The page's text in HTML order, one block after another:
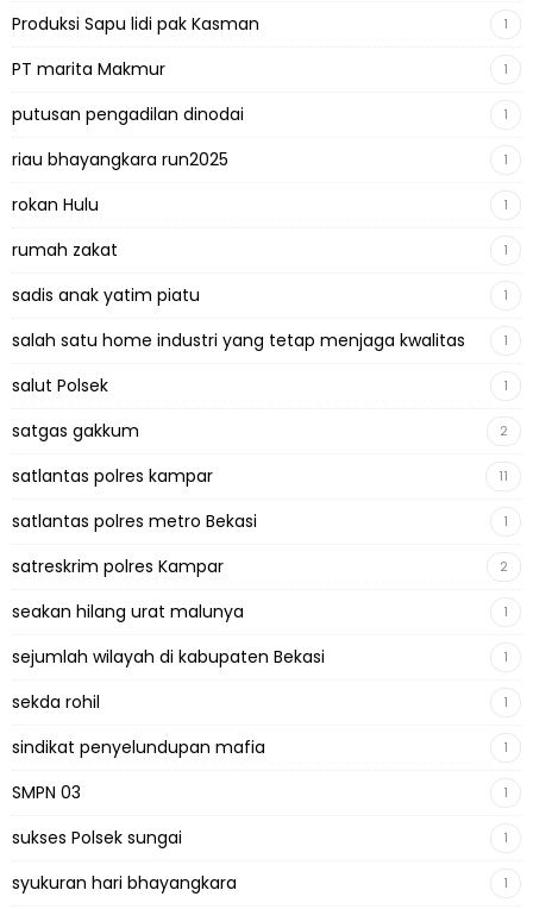
Produksi Sapu lidi pak Kasman 1
PT marita Makmur 1
putusan pengadilan dinodai 1
riau bhayangkara run2025 1
rokan Hulu 1
rumah zakat 1
sadis anak yatim piatu 1
salah satu home industri yang tetap menjaga kwalitas 1
salut Polsek 1
satgas gakkum 2
satlantas polres kampar 11
satlantas polres metro Bekasi 1
satreskrim polres Kampar 2
seakan hilang urat malunya 1
sejumlah wilayah di kabupaten Bekasi 1
sekda rohil 1
sindikat penyelundupan mafia 1
SMPN 03 1
sukses Polsek sungai 1
syukuran hari bhayangkara 1